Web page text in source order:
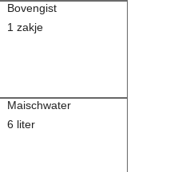
Bovengist
1 zakje
Maischwater
6 liter